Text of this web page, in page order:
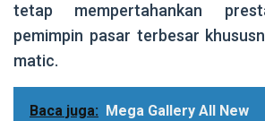
tetap mempertahankan
pemimpin pasar terbesar
matic.
Baca juga:
Mega Gallery All New